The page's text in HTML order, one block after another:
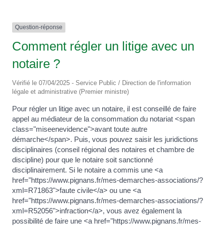
Question-réponse
Comment régler un litige avec un
notaire ?
Vérifié le 07/04/2025 - Service Public / Direction de l'information
légale et administrative (Premier ministre)
Pour régler un litige avec un notaire, il est conseillé de faire
appel au médiateur de la consommation du notariat <span
class="miseenevidence">avant toute autre
démarche</span>. Puis, vous pouvez saisir les juridictions
disciplinaires (conseil régional des notaires et chambre de
discipline) pour que le notaire soit sanctionné
disciplinairement. Si le notaire a commis une <a
href="https://www.pignans.fr/mes-demarches-associations/?
xml=R71863">faute civile</a> ou une <a
href="https://www.pignans.fr/mes-demarches-associations/?
xml=R52056">infraction</a>, vous avez également la
possibilité de faire une <a href="https://www.pignans.fr/mes-